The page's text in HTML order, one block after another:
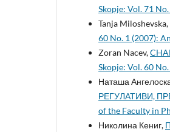
Skopje: Vol. 71
Tanja Miloshevska,
60 No. 1 (2007):
Zoran Nacev,
Skopje: Vol. 60
Наташа
РЕГУЛАТИВИ,
of the Faculty in
Николина Кениг,